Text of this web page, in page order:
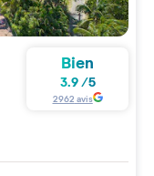
Bien
3.9/5
2962 avis